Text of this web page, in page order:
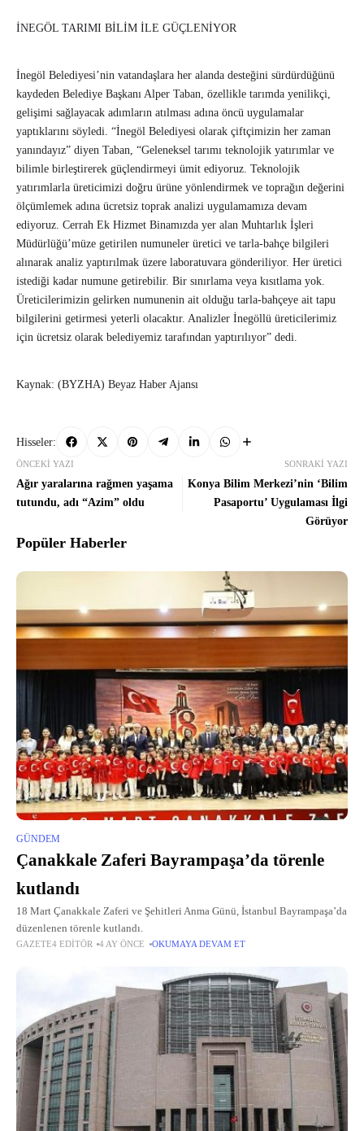
İNEGÖL TARIMI BİLİM İLE GÜÇLENİYOR
İnegöl Belediyesi’nin vatandaşlara her alanda desteğini sürdürdüğünü
kaydeden Belediye Başkanı Alper Taban, özellikle tarımda yenilikçi,
gelişimi sağlayacak adımların atılması adına öncü uygulamalar
yaptıklarını söyledi. “İnegöl Belediyesi olarak çiftçimizin her zaman
yanındayız” diyen Taban, “Geleneksel tarımı teknolojik yatırımlar ve
bilimle birleştirerek güçlendirmeyi ümit ediyoruz. Teknolojik
yatırımlarla üreticimizi doğru ürüne yönlendirmek ve toprağın değerini
ölçümlemek adına ücretsiz toprak analizi uygulamamıza devam
ediyoruz. Cerrah Ek Hizmet Binamızda yer alan Muhtarlık İşleri
Müdürlüğü’müze getirilen numuneler üretici ve tarla-bahçe bilgileri
alınarak analiz yaptırılmak üzere laboratuvara gönderiliyor. Her üretici
istediği kadar numune getirebilir. Bir sınırlama veya kısıtlama yok.
Üreticilerimizin gelirken numunenin ait olduğu tarla-bahçeye ait tapu
bilgilerini getirmesi yeterli olacaktır. Analizler İnegöllü üreticilerimiz
için ücretsiz olarak belediyemiz tarafından yaptırılıyor” dedi.
Kaynak: (BYZHA) Beyaz Haber Ajansı
Hisseler:
ÖNCEKI YAZI
Ağır yaralarına rağmen yaşama
tutundu, adı “Azim” oldu
SONRAKI YAZI
Konya Bilim Merkezi’nin ‘Bilim
Pasaportu’ Uygulaması İlgi
Görüyor
Popüler Haberler
GÜNDEM
Çanakkale Zaferi Bayrampaşa’da törenle
kutlandı
18 Mart Çanakkale Zaferi ve Şehitleri Anma Günü, İstanbul Bayrampaşa’da
düzenlenen törenle kutlandı.
GAZETE4 EDITÖR 4 AY ÖNCE OKUMAYA DEVAM ET